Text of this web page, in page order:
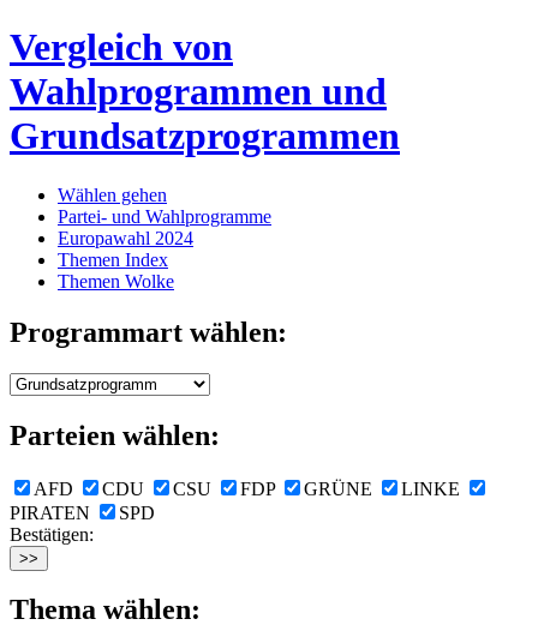
Vergleich von
Wahlprogrammen und
Grundsatzprogrammen
Wählen gehen
Partei- und Wahlprogramme
Europawahl 2024
Themen Index
Themen Wolke
Programmart wählen:
Parteien wählen:
AFD CDU CSU FDP GRÜNE
LINKE
PIRATEN
SPD
Bestätigen:
Thema wählen: